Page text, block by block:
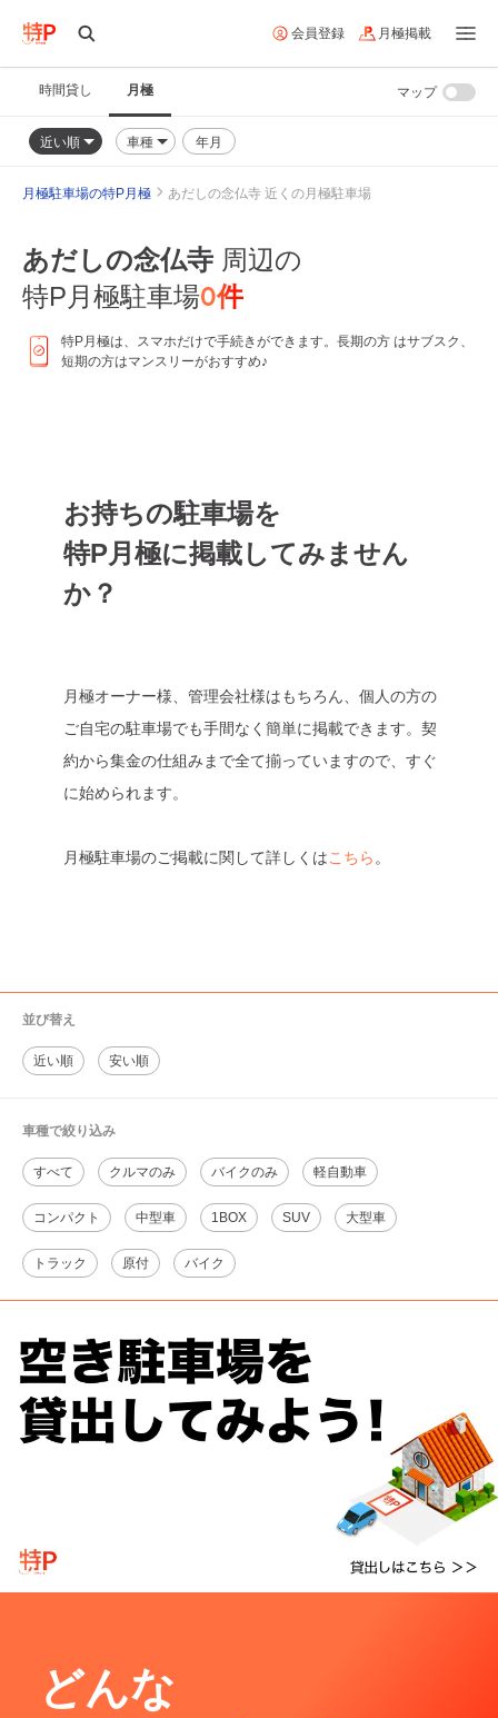
会員登録 月極掲載
時間貸し 月極
近い順 車種 年月
マップ
月極駐車場の特P月極 あだしの念仏寺 近くの月極駐車場
あだしの念仏寺 周辺の
特P月極駐車場0件
特P月極は、スマホだけで手続きができます。長期の方 はサブスク、
短期の方はマンスリーがおすすめ♪
お持ちの駐車場を
特P月極に掲載してみません
か？
月極オーナー様、管理会社様はもちろん、個人の方の
ご自宅の駐車場でも手間なく簡単に掲載できます。契
約から集金の仕組みまで全て揃っていますので、すぐ
に始められます。
月極駐車場のご掲載に関して詳しくはこちら 。
並び替え
近い順 安い順
車種で絞り込み
すべて クルマのみ バイクのみ 軽自動車
コンパクト 中型車 1BOX SUV 大型車
トラック 原付 バイク
どんな